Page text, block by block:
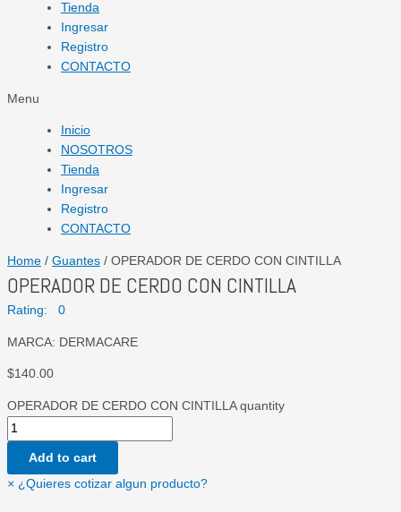
Tienda
Ingresar
Registro
CONTACTO
Menu
Inicio
NOSOTROS
Tienda
Ingresar
Registro
CONTACTO
Home / Guantes / OPERADOR DE CERDO CON CINTILLA
OPERADOR DE CERDO CON CINTILLA
Rating: 0
MARCA: DERMACARE
$140.00
OPERADOR DE CERDO CON CINTILLA quantity
Add to cart
× ¿Quieres cotizar algun producto?